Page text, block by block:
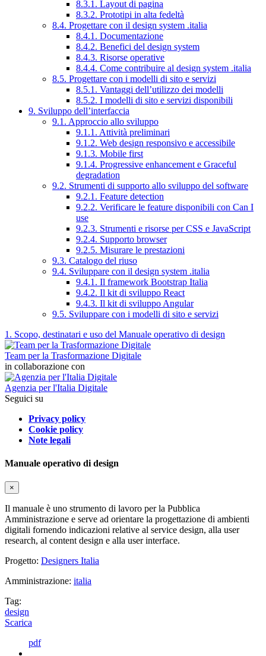
8.3.1. Layout di pagina
8.3.2. Prototipi in alta fedeltà
8.4. Progettare con il design system .italia
8.4.1. Documentazione
8.4.2. Benefici del design system
8.4.3. Risorse operative
8.4.4. Come contribuire al design system .italia
8.5. Progettare con i modelli di sito e servizi
8.5.1. Vantaggi dell’utilizzo dei modelli
8.5.2. I modelli di sito e servizi disponibili
9. Sviluppo dell’interfaccia
9.1. Approccio allo sviluppo
9.1.1. Attività preliminari
9.1.2. Web design responsivo e accessibile
9.1.3. Mobile first
9.1.4. Progressive enhancement e Graceful
degradation
9.2. Strumenti di supporto allo sviluppo del software
9.2.1. Feature detection
9.2.2. Verificare le feature disponibili con Can I
use
9.2.3. Strumenti e risorse per CSS e JavaScript
9.2.4. Supporto browser
9.2.5. Misurare le prestazioni
9.3. Catalogo del riuso
9.4. Sviluppare con il design system .italia
9.4.1. Il framework Bootstrap Italia
9.4.2. Il kit di sviluppo React
9.4.3. Il kit di sviluppo Angular
9.5. Sviluppare con i modelli di sito e servizi
1. Scopo, destinatari e uso del Manuale operativo di design
Team per la Trasformazione Digitale
in collaborazione con
Agenzia per l'Italia Digitale
Seguici su
Privacy policy
Cookie policy
Note legali
Manuale operativo di design
×
Il manuale è uno strumento di lavoro per la Pubblica
Amministrazione e serve ad orientare la progettazione di ambienti
digitali fornendo indicazioni relative al service design, alla user
research, al content design e alla user interface.
Progetto: Designers Italia
Amministrazione: italia
Tag:
design
Scarica
pdf